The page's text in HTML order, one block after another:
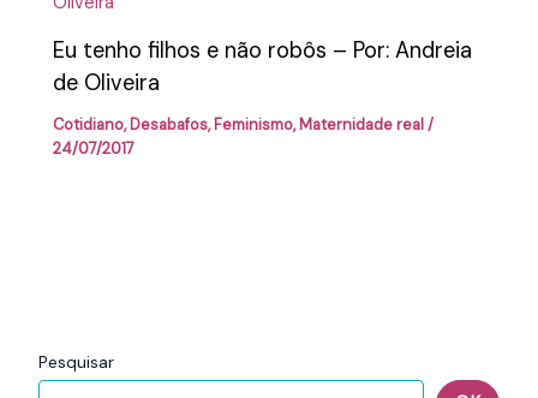
Pesquisar
Eu tenho filhos e não robôs – Por: Andreia
de Oliveira
Cotidiano,Desabafos,Feminismo,Maternidade real/
24/07/2017